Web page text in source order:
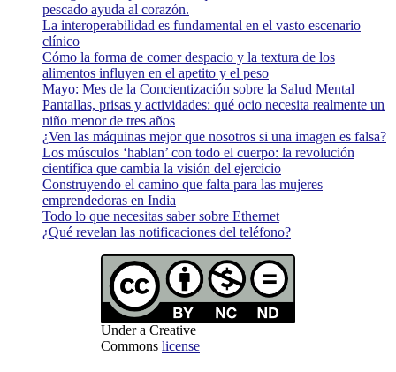
pescado ayuda al corazón.
La interoperabilidad es fundamental en el vasto escenario
clínico
Cómo la forma de comer despacio y la textura de los
alimentos influyen en el apetito y el peso
Mayo: Mes de la Concientización sobre la Salud Mental
Pantallas, prisas y actividades: qué ocio necesita realmente un
niño menor de tres años
¿Ven las máquinas mejor que nosotros si una imagen es falsa?
Los músculos ‘hablan’ con todo el cuerpo: la revolución
científica que cambia la visión del ejercicio
Construyendo el camino que falta para las mujeres
emprendedoras en India
Todo lo que necesitas saber sobre Ethernet
¿Qué revelan las notificaciones del teléfono?
Under a Creative
Commons license